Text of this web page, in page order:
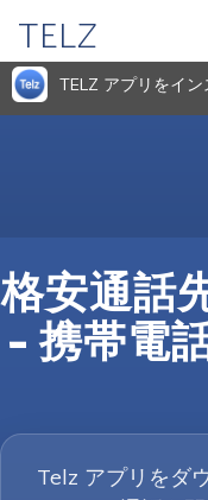
TELZ
TELZ アプリをイン
格安通話
– 携帯電
Telz アプリをダ